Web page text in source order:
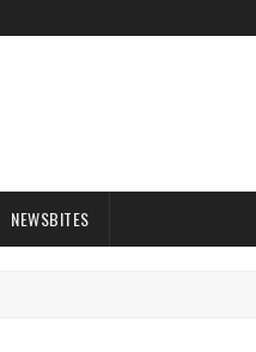
NEWSBITES